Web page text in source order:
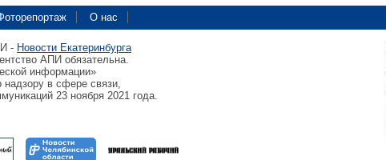
О нас
- Новости Екатеринбурга
АПИ обязательна.
информации»
надзору в сфере связи,
23 ноября 2021 года.